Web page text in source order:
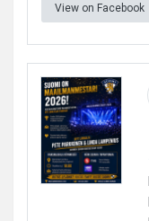
View on Facebook